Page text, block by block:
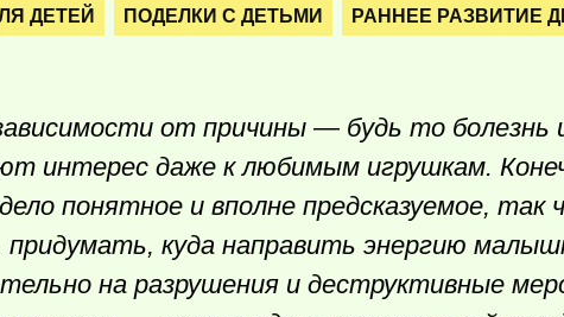
ДЕТЕЙ ПОДЕЛКИ С ДЕТЬМИ РАННЕЕ РАЗВИТИЕ
от причины — будь то болезнь
интерес даже к любимым игрушкам.
понятное и вполне предсказуемое, так
придумать, куда направить энергию
на разрушения и деструктивные